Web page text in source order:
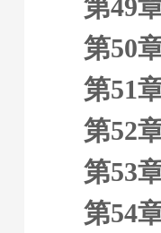
第49
第50
第51
第52
第53
第54